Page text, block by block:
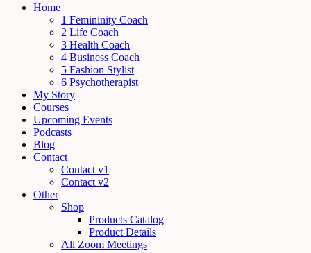
Home
1 Femininity Coach
2 Life Coach
3 Health Coach
4 Business Coach
5 Fashion Stylist
6 Psychotherapist
My Story
Courses
Upcoming Events
Podcasts
Blog
Contact
Contact v1
Contact v2
Other
Shop
Products Catalog
Product Details
All Zoom Meetings